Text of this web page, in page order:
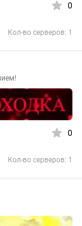
0
Кол-во серверов: 1
0
Кол-во серверов: 1